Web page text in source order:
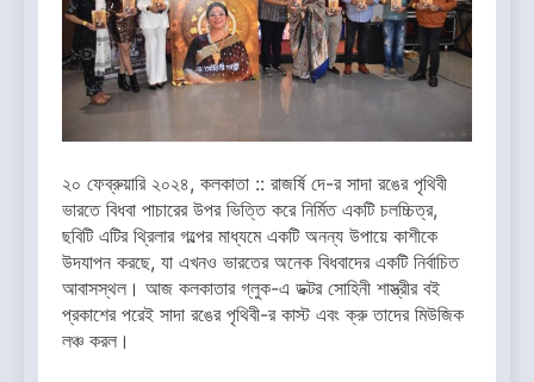
২০ ফেব্রুয়ারি ২০২৪, কলকাতা :: রাজর্ষি দে-র সাদা রঙের পৃথিবী
ভারতে বিধবা পাচারের উপর ভিত্তি করে নির্মিত একটি চলচ্চিত্র,
ছবিটি এটির থ্রিলার গল্পের মাধ্যমে একটি অনন্য উপায়ে কাশীকে
উদযাপন করছে, যা এখনও ভারতের অনেক বিধবাদের একটি নির্বাচিত
আবাসস্থল। আজ কলকাতার গ্লুক-এ ডক্টর সোহিনী শাস্ত্রীর বই
প্রকাশের পরেই সাদা রঙের পৃথিবী-র কাস্ট এবং ক্রু তাদের মিউজিক
লঞ্চ করল।